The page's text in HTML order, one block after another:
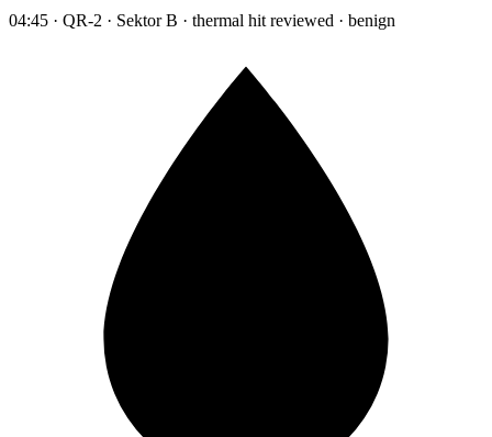
04:45 · QR-2 · Sektor B · thermal hit reviewed · benign